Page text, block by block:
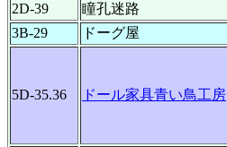
2D-39
瞳孔迷路
3B-29
ドーグ屋
5D-35.36 ドール家具青い鳥工房